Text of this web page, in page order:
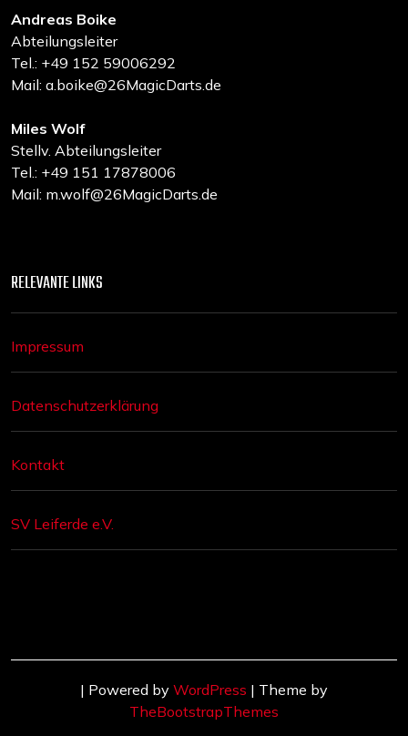
Andreas Boike
Abteilungsleiter
Tel.: +49 152 59006292
Mail: a.boike@26MagicDarts.de
Miles Wolf
Stellv. Abteilungsleiter
Tel.: +49 151 17878006
Mail: m.wolf@26MagicDarts.de
RELEVANTE LINKS
Impressum
Datenschutzerklärung
Kontakt
SV Leiferde e.V.
| Powered by WordPress | Theme by
TheBootstrapThemes